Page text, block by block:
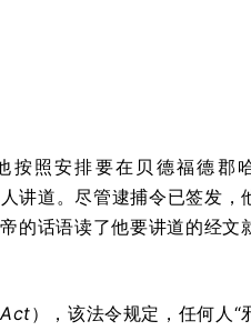
按照安排要在贝德福德郡
讲道。尽管逮捕令已签发，
的话语读了他要讲道的经文
），该法令规定，任何人“